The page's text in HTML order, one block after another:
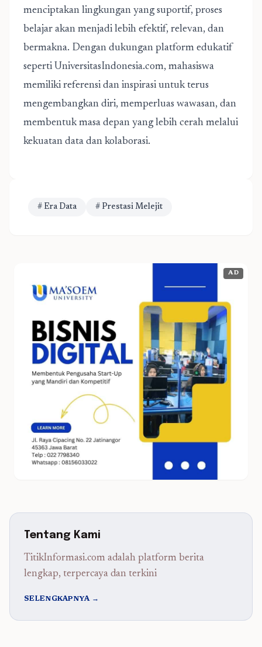
menciptakan lingkungan yang suportif, proses
belajar akan menjadi lebih efektif, relevan, dan
bermakna. Dengan dukungan platform edukatif
seperti UniversitasIndonesia.com, mahasiswa
memiliki referensi dan inspirasi untuk terus
mengembangkan diri, memperluas wawasan, dan
membentuk masa depan yang lebih cerah melalui
kekuatan data dan kolaborasi.
# Era Data # Prestasi Melejit
AD
Tentang Kami
TitikInformasi.com adalah platform berita
lengkap, terpercaya dan terkini
SELENGKAPNYA →